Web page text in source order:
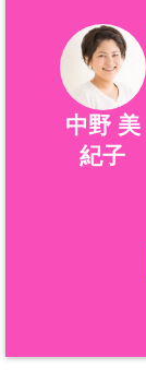
中野 美
紀子